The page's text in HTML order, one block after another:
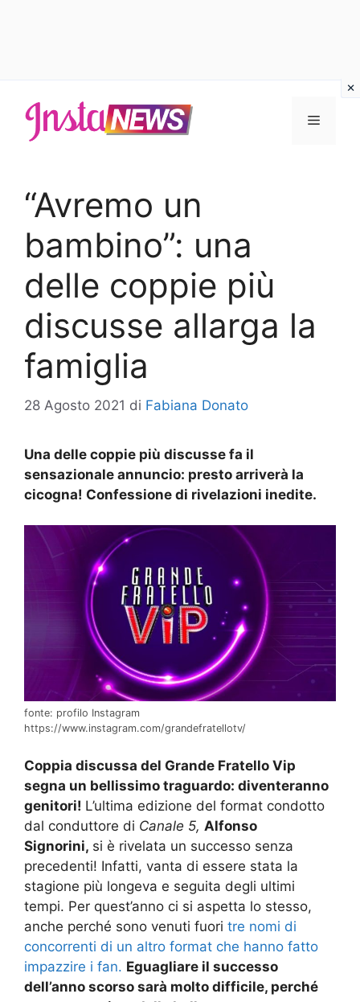
contenuto
Menu
“Avremo un
bambino”: una
delle coppie più
discusse allarga la
famiglia
28 Agosto 2021 di Fabiana Donato
Una delle coppie più discusse fa il
sensazionale annuncio: presto arriverà la
cicogna! Confessione di rivelazioni inedite.
fonte: profilo Instagram
https://www.instagram.com/grandefratellotv/
Coppia discussa del Grande Fratello Vip
segna un bellissimo traguardo: diventeranno
genitori! L’ultima edizione del format condotto
dal conduttore di Canale 5, Alfonso
Signorini, si è rivelata un successo senza
precedenti! Infatti, vanta di essere stata la
stagione più longeva e seguita degli ultimi
tempi. Per quest’anno ci si aspetta lo stesso,
anche perché sono venuti fuori tre nomi di
concorrenti di un altro format che hanno fatto
impazzire i fan. Eguagliare il successo
dell’anno scorso sarà molto difficile, perché